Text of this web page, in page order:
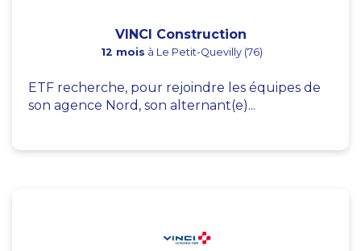
VINCI Construction
12 mois à Le Petit-Quevilly (76)
ETF recherche, pour rejoindre les équipes de
son agence Nord, son alternant(e)...